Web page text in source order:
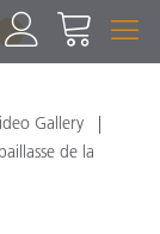
1
Gallery
de la